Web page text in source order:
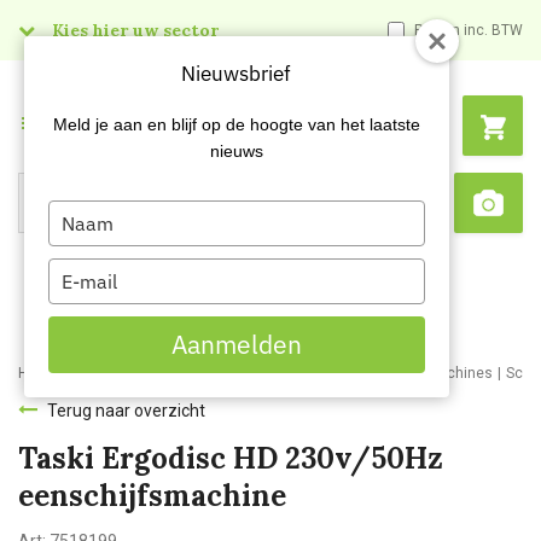
Kies hier uw sector Prijzen inc. BTW
Search
Menu
Home Webshop Schoonmaakmachines Schrob- en boen machines
Terug naar overzicht
Taski Ergodisc HD 230v/50Hz
eenschijfsmachine
Nieuwsbrief
Meld je aan en blijf op de hoogte van het laatste
nieuws
Type
your
name
Type
your
email
Aanmelden